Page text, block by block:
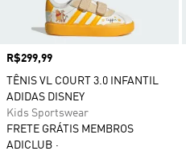
Preço
R$299,99
TÊNIS VL COURT 3.0 INFANTIL
ADIDAS DISNEY
Kids Sportswear
FRETE GRÁTIS MEMBROS
ADICLUB